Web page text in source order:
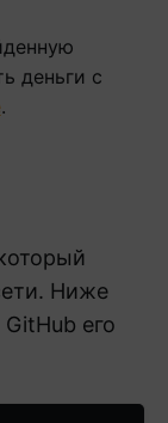
деньги с
.
Ниже
его